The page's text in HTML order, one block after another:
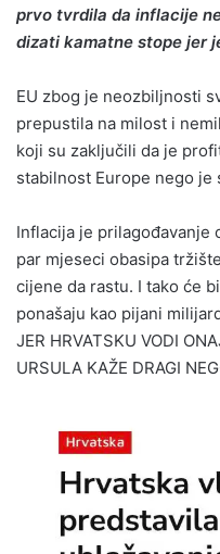
prvo tvrdila da inflacije
dizati kamatne stope jer
EU zbog je neozbiljnosti
prepustila na milost i
koji su zaključili da je
stabilnost Europe nego je
Inflacija je prilagođavanje
par mjeseci obasipa
cijene da rastu. I tako će
ponašaju kao pijani
JER HRVATSKU VODI
URSULA KAŽE DRAGI